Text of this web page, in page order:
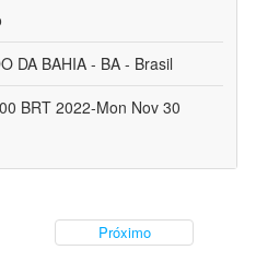
DA BAHIA - BA - Brasil
BRT 2022-Mon Nov 30
Próximo